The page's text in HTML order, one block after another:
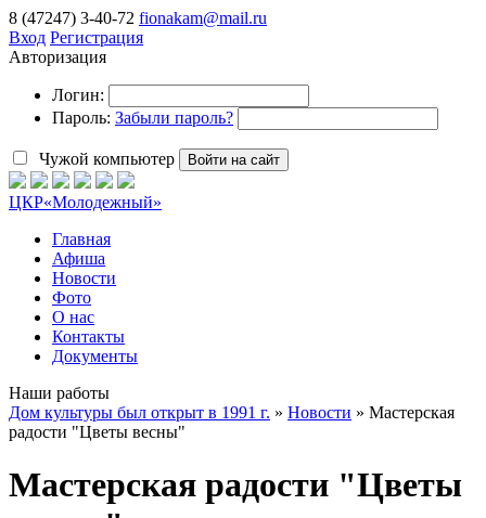
8 (47247) 3-40-72 fionakam@mail.ru
Вход Регистрация
Авторизация
Логин:
Пароль: Забыли пароль?
Чужой компьютер Войти на сайт
ЦКР«Молодежный»
Главная
Афиша
Новости
Фото
О нас
Контакты
Документы
Наши работы
Дом культуры был открыт в 1991 г. » Новости » Мастерская
радости "Цветы весны"
Мастерская радости "Цветы